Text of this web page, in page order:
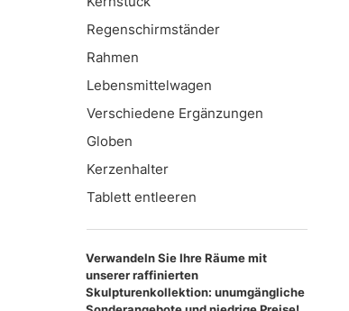
Regenschirmständer
Rahmen
Lebensmittelwagen
Verschiedene Ergänzungen
Globen
Kerzenhalter
Tablett entleeren
Verwandeln Sie Ihre Räume mit
unserer raffinierten
Skulpturenkollektion: unumgängliche